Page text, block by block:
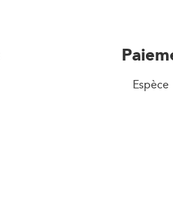
Espèce